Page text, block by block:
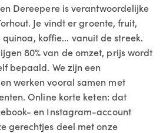
Dereepere is verantwoordelijke
Je vindt er groente, fruit,
quinoa, koffie... vanuit de streek.
80% van de omzet, prijs wordt
bepaald. We zijn een
werken vooral samen met
Online korte keten: dat
en Instagram-account
gerechtjes deel met onze